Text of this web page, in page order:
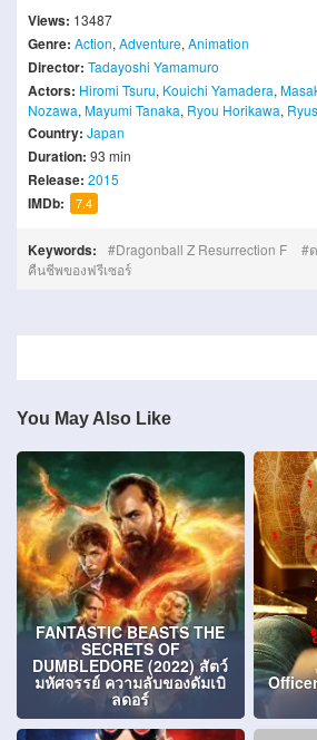
Views: 13487
Genre: Action, Adventure, Animation
Director: Tadayoshi Yamamuro
Actors: Hiromi Tsuru, Kouichi Yamadera,
Nozawa, Mayumi Tanaka, Ryou Horikawa,
Country: Japan
Duration: 93 min
Release: 2015
IMDb: 7.4
Keywords: Dragonball Z Resurrection F
คืนชีพของฟรีเซอร์
You May Also Like
FANTASTIC BEASTS THE
SECRETS OF
DUMBLEDORE (2022) สัตว์
มหัศจรรย์ ความลับของดัมเบิ
ลดอร์